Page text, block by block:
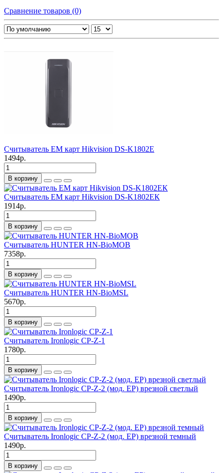
Сравнение товаров (0)
Считыватель EM карт Hikvision DS-K1802E
1494р.
В корзину
Считыватель EM карт Hikvision DS-K1802EК
1914р.
В корзину
Считыватель HUNTER HN-BioMOB
7358р.
В корзину
Считыватель HUNTER HN-BioMSL
5670р.
В корзину
Считыватель Ironlogic CP-Z-1
1780р.
В корзину
Считыватель Ironlogic CP-Z-2 (мод. EP) врезной светлый
1490р.
В корзину
Считыватель Ironlogic CP-Z-2 (мод. EP) врезной темный
1490р.
В корзину